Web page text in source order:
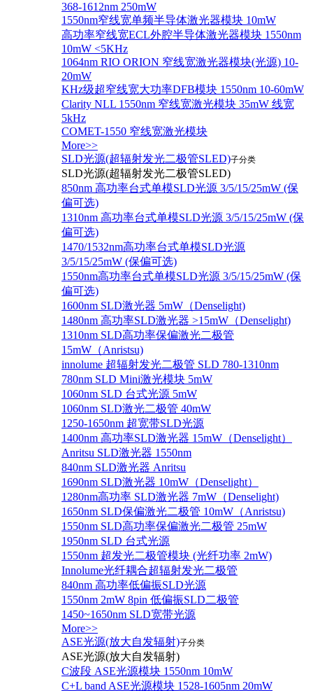
368-1612nm 250mW
1550nm窄线宽单频半导体激光器模块 10mW
高功率窄线宽ECL外腔半导体激光器模块 1550nm
10mW <5KHz
1064nm RIO ORION 窄线宽激光器模块(光源) 10-
20mW
KHz级超窄线宽大功率DFB模块 1550nm 10-60mW
Clarity NLL 1550nm 窄线宽激光模块 35mW 线宽
5kHz
COMET-1550 窄线宽激光模块
More>>
SLD光源(超辐射发光二极管SLED)子分类
SLD光源(超辐射发光二极管SLED)
850nm 高功率台式单模SLD光源 3/5/15/25mW (保
偏可选)
1310nm 高功率台式单模SLD光源 3/5/15/25mW (保
偏可选)
1470/1532nm高功率台式单模SLD光源
3/5/15/25mW (保偏可选)
1550nm高功率台式单模SLD光源 3/5/15/25mW (保
偏可选)
1600nm SLD激光器 5mW（Denselight)
1480nm 高功率SLD激光器 >15mW（Denselight)
1310nm SLD高功率保偏激光二极管
15mW（Anristsu)
innolume 超辐射发光二极管 SLD 780-1310nm
780nm SLD Mini激光模块 5mW
1060nm SLD 台式光源 5mW
1060nm SLD激光二极管 40mW
1250-1650nm 超宽带SLD光源
1400nm 高功率SLD激光器 15mW（Denselight）
Anritsu SLD激光器 1550nm
840nm SLD激光器 Anritsu
1690nm SLD激光器 10mW（Denselight）
1280nm高功率 SLD激光器 7mW（Denselight)
1650nm SLD保偏激光二极管 10mW（Anristsu)
1550nm SLD高功率保偏激光二极管 25mW
1950nm SLD 台式光源
1550nm 超发光二极管模块 (光纤功率 2mW)
Innolume光纤耦合超辐射发光二极管
840nm 高功率低偏振SLD光源
1550nm 2mW 8pin 低偏振SLD二极管
1450~1650nm SLD宽带光源
More>>
ASE光源(放大自发辐射)子分类
ASE光源(放大自发辐射)
C波段 ASE光源模块 1550nm 10mW
C+L band ASE光源模块 1528-1605nm 20mW